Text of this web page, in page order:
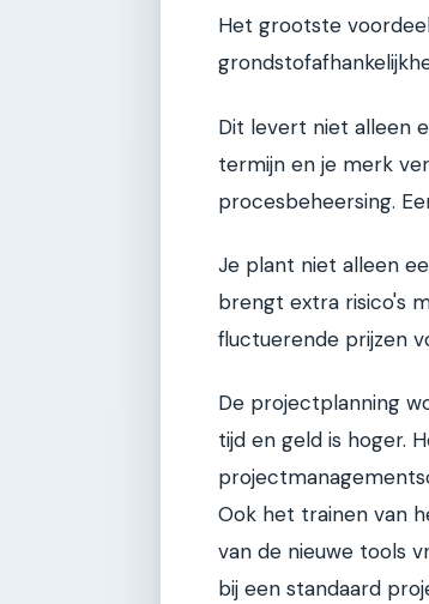
Het grootste
Dit levert niet alleen
termijn en je merk
procesbeheersing.
Je plant niet alleen
brengt extra risico's
fluctuerende prijzen
De projectplanning
tijd en geld is hoger.
Ook het trainen van
van de nieuwe tools
bij een standaard